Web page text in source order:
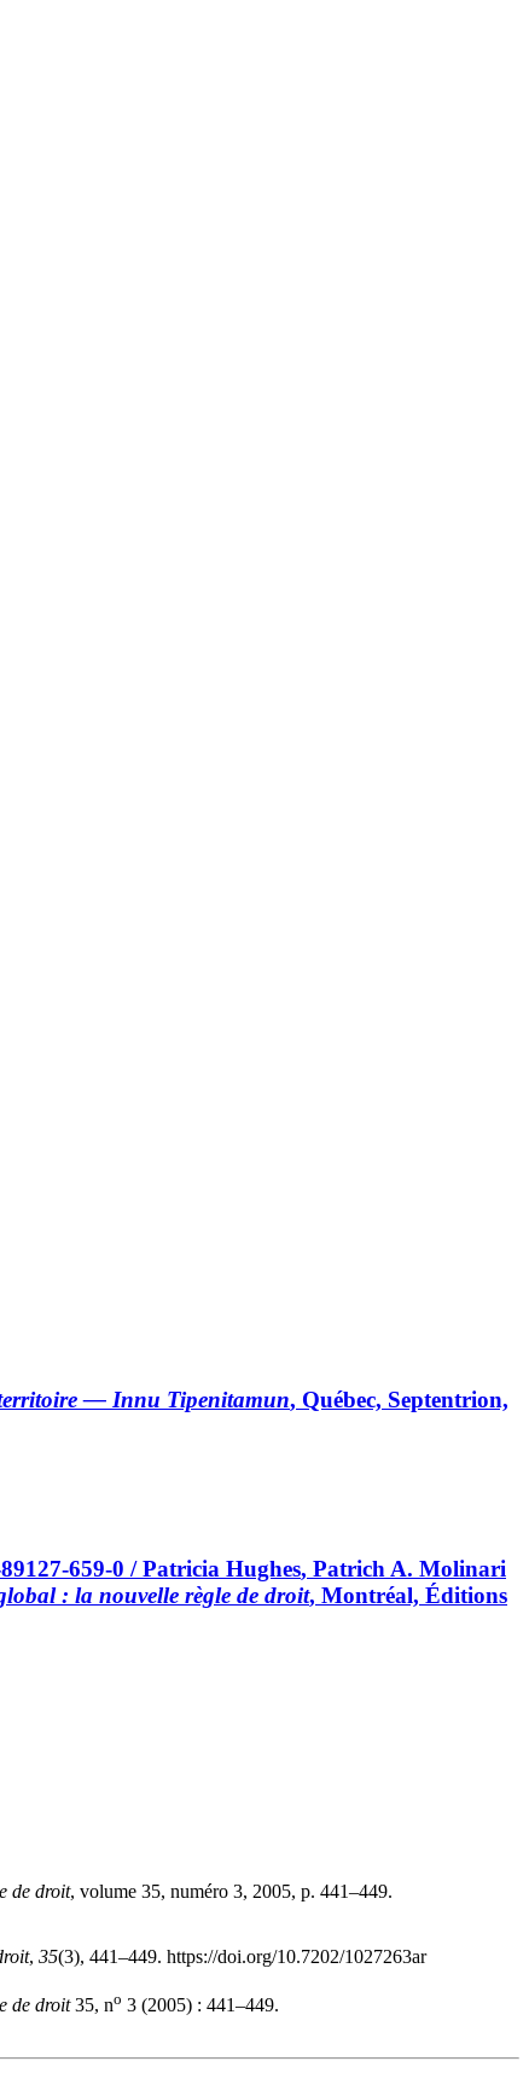
— Innu Tipenitamun, Québec, Septentrion,
659-0 / Patricia Hughes, Patrich A. Molinari
: la nouvelle règle de droit, Montréal, Éditions
de droit, volume 35, numéro 3, 2005, p. 441–449.
, 35(3), 441–449. https://doi.org/10.7202/1027263ar
de droit35, no 3 (2005) : 441–449.